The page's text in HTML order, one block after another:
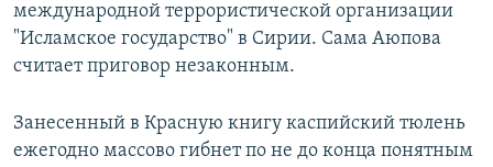
международной террористической организации
"Исламское государство" в Сирии. Сама Аюпова
считает приговор незаконным.
Занесенный в Красную книгу каспийский тюлень
ежегодно массово гибнет по не до конца понятным